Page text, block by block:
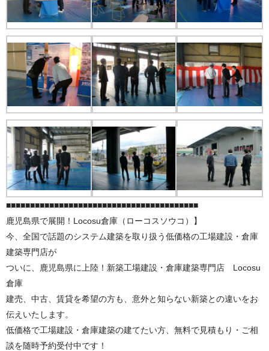
■■■■■■■■■■■■■■■■■■■■■■■■■■■■■■■■■■■■■■■■
鹿児島県で展開！Locosu倉庫（ローコスソウコ）】
今、全国で話題のシステム建築を取り扱う低価格の工場建設・倉庫
建築専門店が
ついに、鹿児島県に上陸！新築工場建設・倉庫建築専門店 Locosu
倉庫
建売、中古、賃貸を希望の方も、意外と知らない新築との違いをお
伝えいたします。
低価格で工場建設・倉庫建築の建てたい方、無料で見積もり・ご相
談を随時予約受付中です！